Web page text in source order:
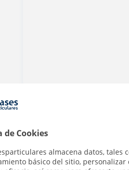
de Cookies
almacena datos, tales
básico del sitio,